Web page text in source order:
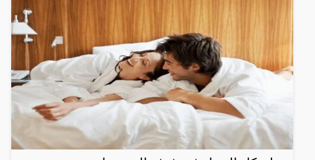
السعودية من